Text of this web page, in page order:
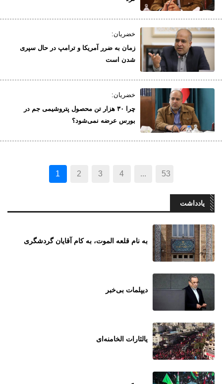
خضریان:
زمان به ضرر آمریکا و ترامپ در حال سپری
شدن است
خضریان:
چرا ۳۰ هزار تن محصول پتروشیمی جم در
بورس عرضه نمی‌شود؟
1 (current)
2 3 4 ... 53
یادداشت
به نام قلعه الموت، به کام آقایان گردشگری
دیپلمات بی‌خبر
یالثارات الخامنه‌ای